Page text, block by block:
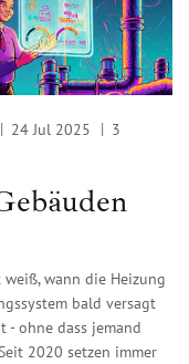
24 Jul 2025
3
weiß, wann die Heizung
bald versagt
- ohne dass jemand
2020 setzen immer